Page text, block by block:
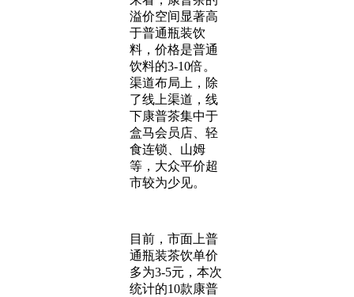
溢价空间显著高
于普通瓶装饮
料，价格是普通
饮料的3-10倍。
渠道布局上，除
了线上渠道，线
下康普茶集中于
盒马会员店、轻
食连锁、山姆
等，大众平价超
市较为少见。
目前，市面上普
通瓶装茶饮单价
多为3-5元，本次
统计的10款康普